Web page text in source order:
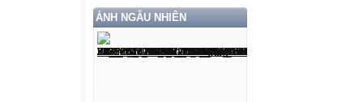
ẢNH NGẪU NHIÊN